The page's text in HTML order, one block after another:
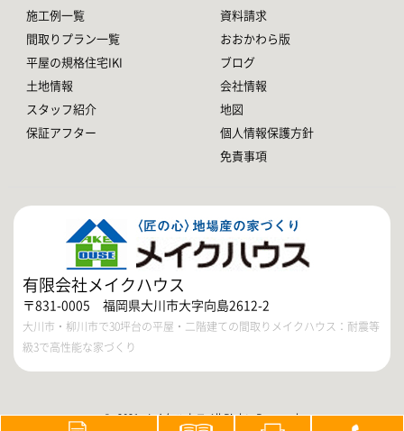
施工例一覧
間取りプラン一覧
平屋の規格住宅IKI
土地情報
スタッフ紹介
保証アフター
資料請求
おおかわら版
ブログ
会社情報
地図
個人情報保護方針
免責事項
有限会社メイクハウス
〒831-0005 福岡県大川市大字向島2612-2
大川市・柳川市で30坪台の平屋・二階建ての間取りメイクハウス：耐震等
級3で高性能な家づくり
© 2021 メイクハウス All Rights Reserved.